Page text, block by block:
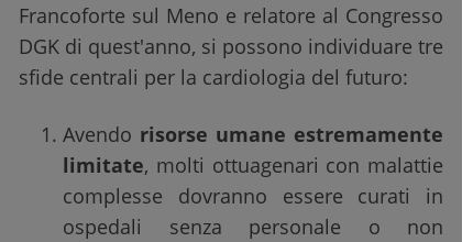
Francoforte sul Meno e relatore al Congresso
DGK di quest'anno, si possono individuare tre
sfide centrali per la cardiologia del futuro:
Avendo risorse umane estremamente
limitate, molti ottuagenari con malattie
complesse dovranno essere curati in
ospedali senza personale o non